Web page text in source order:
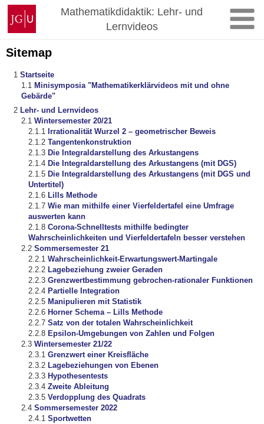
Zum
Inhalt
springen
Johannes
Gutenberg-
Universität
Mainz
Mathematikdidaktik: Lehr- und
Lernvideos
Sitemap
Startseite
Minisymposia "Mathematikerklärvideos mit und ohne
Gebärde"
Lehr- und Lernvideos
Wintersemester 20/21
Irrationalität Wurzel 2 – geometrischer Beweis
Tangentenkonstruktion
Die Integraldarstellung des Arkustangens
Die Integraldarstellung des Arkustangens (mit DGS)
Die Integraldarstellung des Arkustangens (mit DGS und
Untertitel)
Lills Methode
Wie man mithilfe einer Vierfeldertafel eine Umfrage
auswerten kann
Corona-Schnelltests mithilfe bedingter
Wahrscheinlichkeiten und Vierfeldertafeln besser verstehen
Sommersemester 21
Wahrscheinlichkeit-Erwartungswert-Martingale
Lagebeziehung zweier Geraden
Grenzwertbestimmung gebrochen-rationaler Funktionen
Partielle Integration
Manipulieren mit Statistik
Horner Schema – Lills Methode
Satz von der totalen Wahrscheinlichkeit
Epsilon-Umgebungen von Zahlen und Folgen
Wintersemester 21/22
Grenzwert einer Kreisfläche
Lagebeziehungen von Ebenen
Hypothesentests
Zweite Ableitung
Verdopplung des Quadrats
Sommersemester 2022
Sportwetten